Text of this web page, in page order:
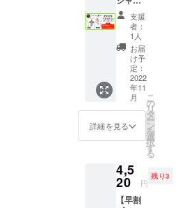
なりま
す。
セット
できる
カード
サイズ
はミニ
ユーロ
サイズ
（44×6
8mm）
とな
り、同
ば他の
ゲーム
のカー
ドでも
プレイ
マット
（1枚）
【金
額】 プ
ラン
3,000円
+送料
520円
（レ
ター
【詳
細】
「プレ
イマッ
プラ
ン】 注
意！！
本プラ
ンに製
品（悪
魔とロ
リー
タ）は
付いて
おりま
せん。
ゲーム
たい方
はノー
マルプ
ラン等
支援
者：
1人
お届
け予
定：
2022
年11
月
詳細を見る
こ
の
リ
タ
ー
ン
を
選
択
す
る
4,5
20 円
残り3
【早割